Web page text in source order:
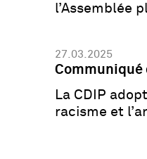
l’Assemblée
27.03.2025
Communiqué
La CDIP
racisme et